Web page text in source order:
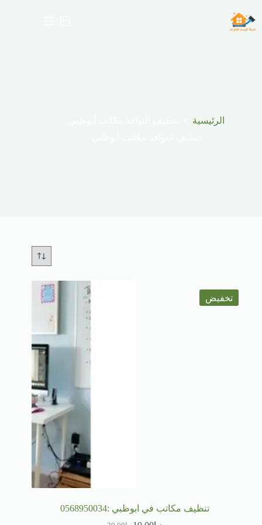
إلى
المحتوى
الرئيسية
تخفيض
تنظيف مكاتب في ابوظبي :0568950034